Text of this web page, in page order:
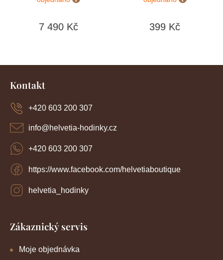
7 490 Kč 399 Kč
Z
Kontakt
info@helvetia-hodinky.cz
+420 603 200 307
https://www.facebook.com/helvetiaboutique
helvetia_hodinky
+420 603 200 307
Zákaznický servis
Moje objednávka